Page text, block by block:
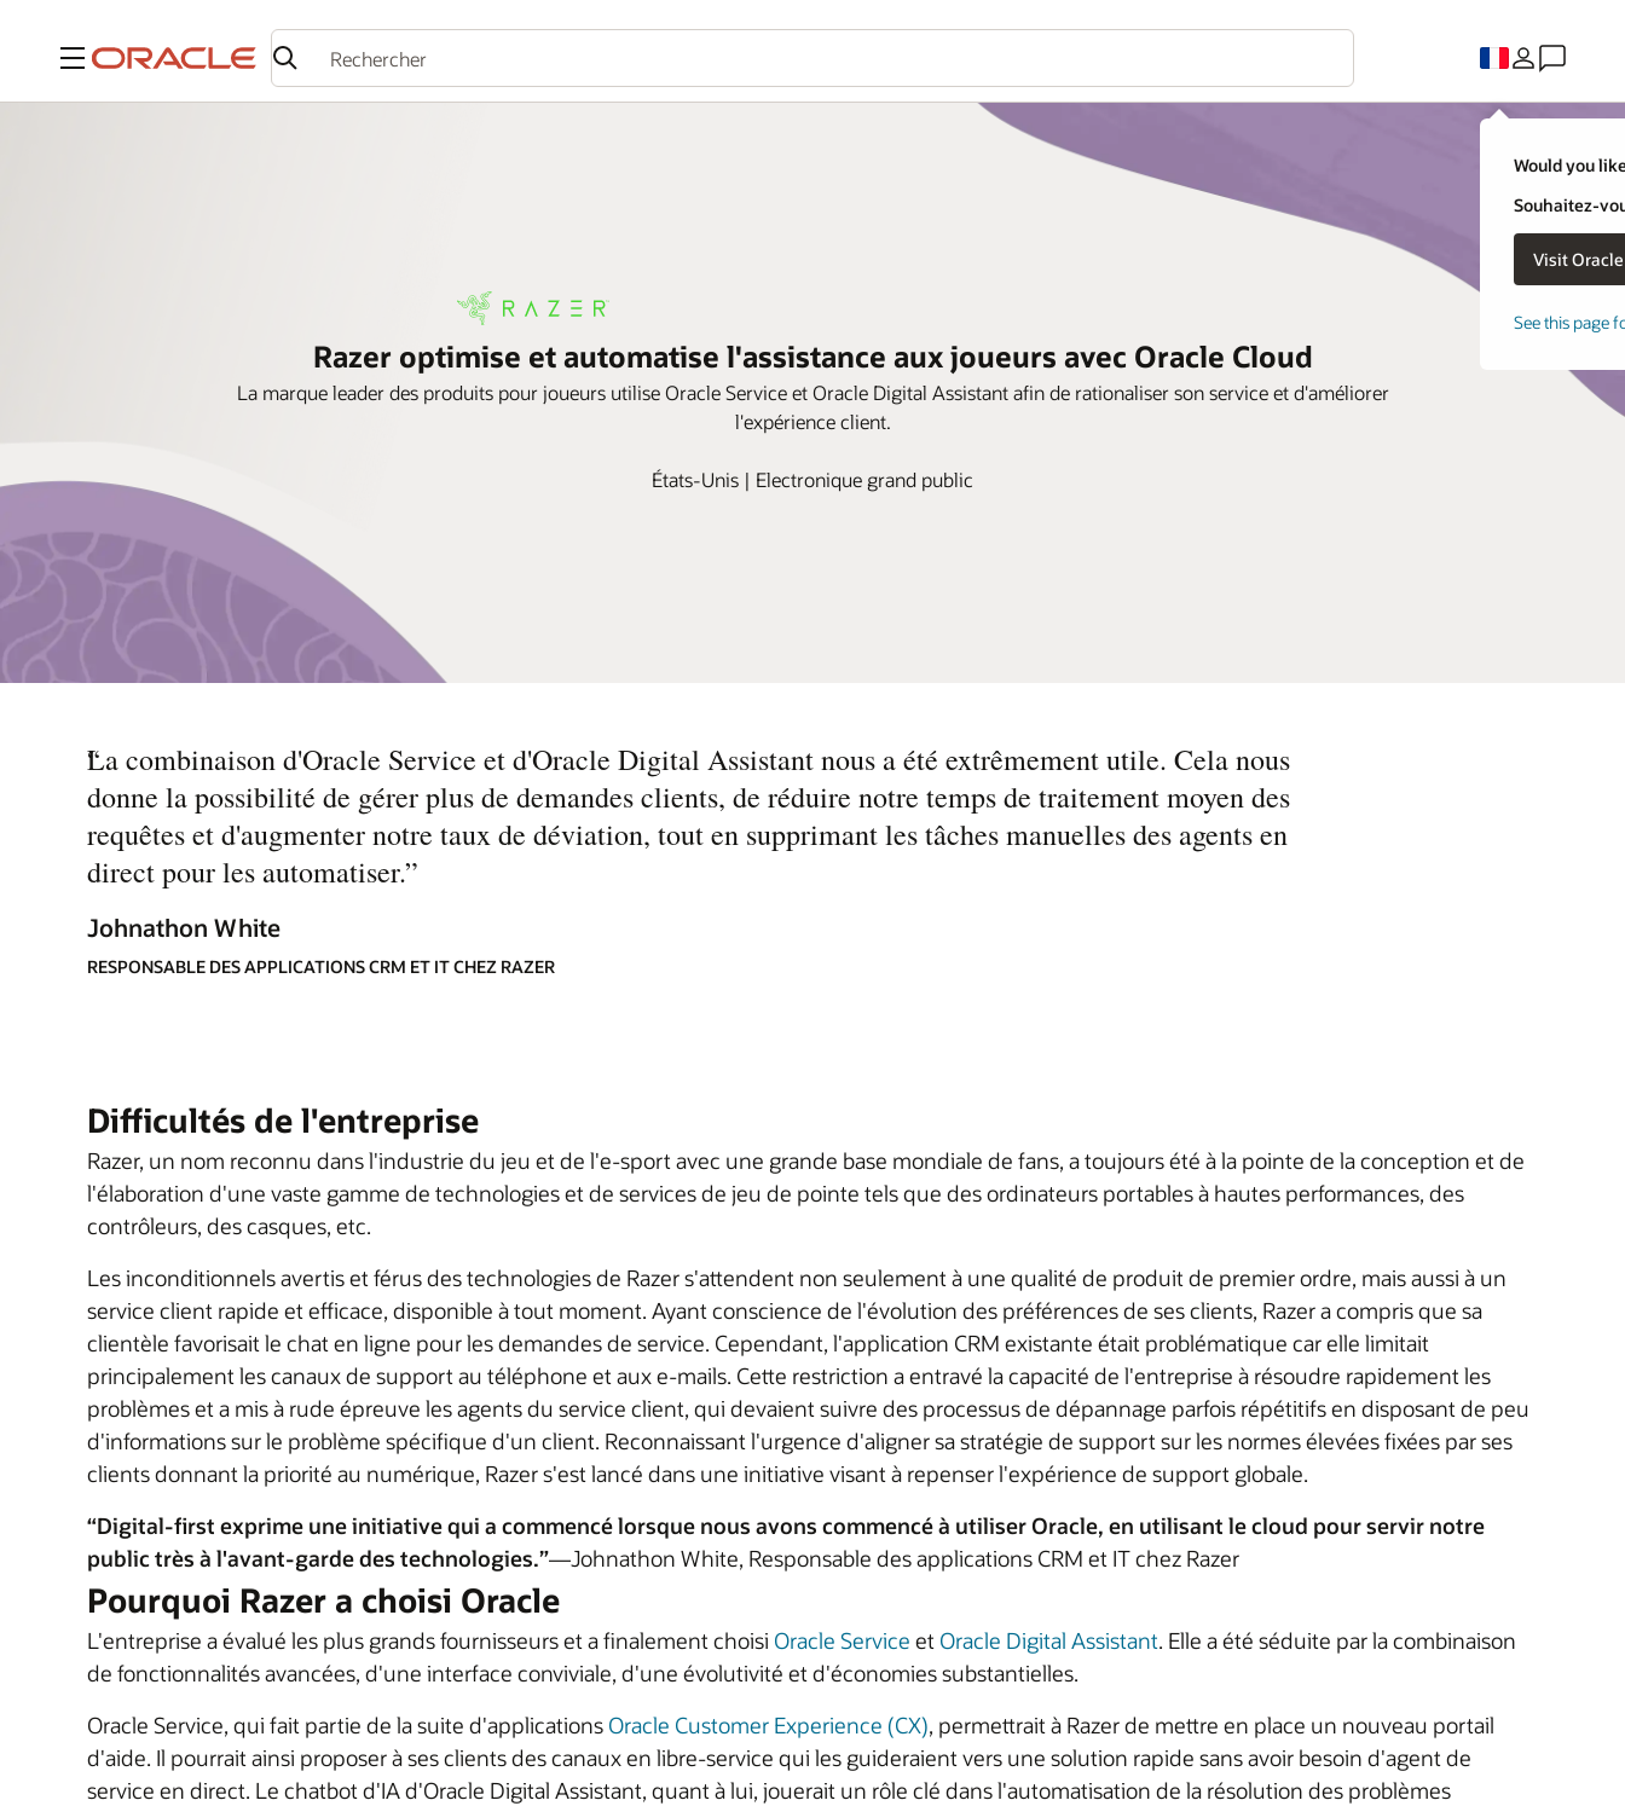
Menu
Would you
Souhaitez-
See this page
Razer optimise et automatise l'assistance aux joueurs avec Oracle Cloud
La marque leader des produits pour joueurs utilise Oracle Service et Oracle Digital Assistant afin de rationaliser son service et d'améliorer
l'expérience client.
États-Unis | Electronique grand public
“
La combinaison d'Oracle Service et d'Oracle Digital Assistant nous a été extrêmement utile. Cela nous
donne la possibilité de gérer plus de demandes clients, de réduire notre temps de traitement moyen des
requêtes et d'augmenter notre taux de déviation, tout en supprimant les tâches manuelles des agents en
direct pour les automatiser.”
Johnathon White
RESPONSABLE DES APPLICATIONS CRM ET IT CHEZ RAZER
Difficultés de l'entreprise
Razer, un nom reconnu dans l'industrie du jeu et de l'e-sport avec une grande base mondiale de fans, a toujours été à la pointe de la conception et de
l'élaboration d'une vaste gamme de technologies et de services de jeu de pointe tels que des ordinateurs portables à hautes performances, des
contrôleurs, des casques, etc.
Les inconditionnels avertis et férus des technologies de Razer s'attendent non seulement à une qualité de produit de premier ordre, mais aussi à un
service client rapide et efficace, disponible à tout moment. Ayant conscience de l'évolution des préférences de ses clients, Razer a compris que sa
clientèle favorisait le chat en ligne pour les demandes de service. Cependant, l'application CRM existante était problématique car elle limitait
principalement les canaux de support au téléphone et aux e-mails. Cette restriction a entravé la capacité de l'entreprise à résoudre rapidement les
problèmes et a mis à rude épreuve les agents du service client, qui devaient suivre des processus de dépannage parfois répétitifs en disposant de peu
d'informations sur le problème spécifique d'un client. Reconnaissant l'urgence d'aligner sa stratégie de support sur les normes élevées fixées par ses
clients donnant la priorité au numérique, Razer s'est lancé dans une initiative visant à repenser l'expérience de support globale.
“Digital-first exprime une initiative qui a commencé lorsque nous avons commencé à utiliser Oracle, en utilisant le cloud pour servir notre
public très à l'avant-garde des technologies.”—Johnathon White, Responsable des applications CRM et IT chez Razer
Pourquoi Razer a choisi Oracle
L'entreprise a évalué les plus grands fournisseurs et a finalement choisi Oracle Service et Oracle Digital Assistant. Elle a été séduite par la combinaison
de fonctionnalités avancées, d'une interface conviviale, d'une évolutivité et d'économies substantielles.
Oracle Service, qui fait partie de la suite d'applications Oracle Customer Experience (CX), permettrait à Razer de mettre en place un nouveau portail
d'aide. Il pourrait ainsi proposer à ses clients des canaux en libre-service qui les guideraient vers une solution rapide sans avoir besoin d'agent de
service en direct. Le chatbot d'IA d'Oracle Digital Assistant, quant à lui, jouerait un rôle clé dans l'automatisation de la résolution des problèmes